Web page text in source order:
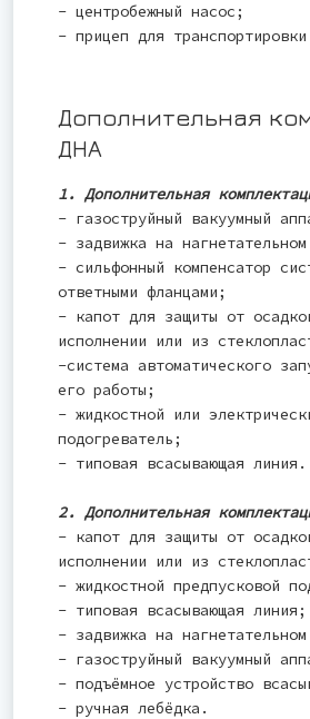
- центробежный насос;
- прицеп для
Дополнительная
ДНА
1. Дополнительная
- газоструйный вакуумный
- задвижка на
- сильфонный компенсатор
ответными фланцами;
- капот для защиты от
исполнении или из
-система автоматического
его работы;
- жидкостной или
подогреватель;
- типовая всасывающая линия.
2. Дополнительная
- капот для защиты от
исполнении или из
- жидкостной предпусковой
- типовая всасывающая линия;
- задвижка на
- газоструйный вакуумный
- подъёмное устройство
- ручная лебёдка.